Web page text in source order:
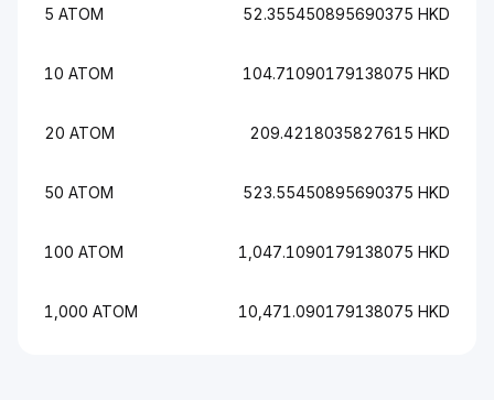
5 ATOM 52.355450895690375 HKD
10 ATOM 104.71090179138075 HKD
20 ATOM 209.4218035827615 HKD
50 ATOM 523.55450895690375 HKD
100 ATOM 1,047.1090179138075 HKD
1,000 ATOM 10,471.090179138075 HKD